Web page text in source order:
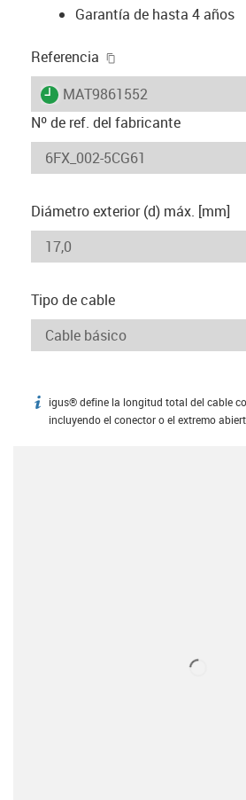
Garantía de hasta 4 años
Referencia
igus-icon-lieferzeit
MAT9861552
Nº de ref. del fabricante
Diámetro exterior (d) máx. [mm]
Tipo de cable
igus-icon-info
igus® define la longitud total del cable
incluyendo el conector o el extremo